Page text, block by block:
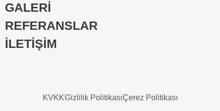
GALERİ
REFERANSLAR
İLETİŞİM
KVKKGizlilik PolitikasıÇerez Politikası